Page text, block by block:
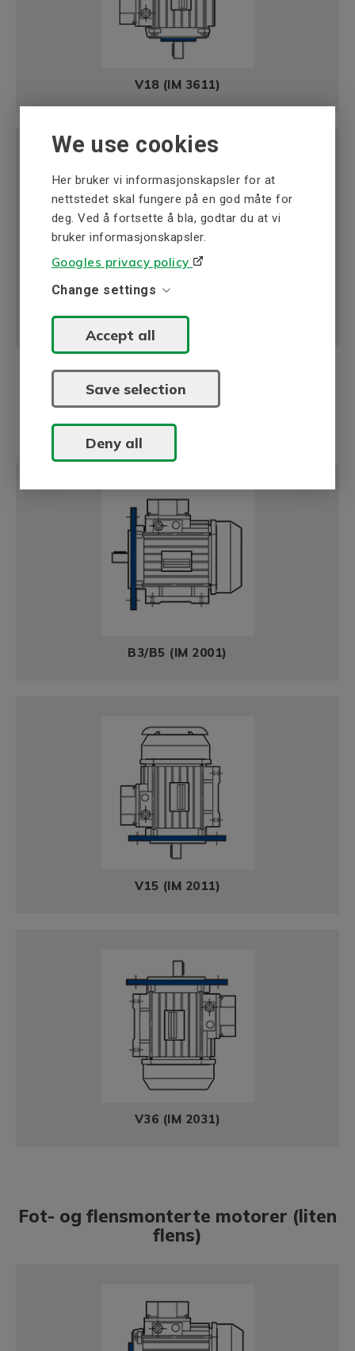
We use cookies
Her bruker vi informasjonskapsler for at
nettstedet skal fungere på en god måte for
deg. Ved å fortsette å bla, godtar du at vi
bruker informasjonskapsler.
Googles privacy policy
Change settings
Accept all
Save selection
Deny all
V18 (IM 3611)
V19 (IM 3631)
Fot- og flensmonterte motorer (stor
flens)
B3/B5 (IM 2001)
V15 (IM 2011)
V36 (IM 2031)
Fot- og flensmonterte motorer (liten
flens)